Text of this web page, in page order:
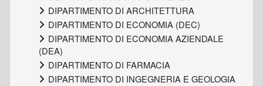
DIPARTIMENTO DI ARCHITETTURA
DIPARTIMENTO DI ECONOMIA (DEC)
DIPARTIMENTO DI ECONOMIA AZIENDALE
(DEA)
DIPARTIMENTO DI FARMACIA
DIPARTIMENTO DI INGEGNERIA E GEOLOGIA